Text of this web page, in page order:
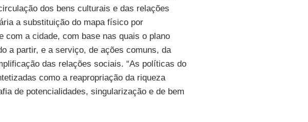
dos bens culturais e das relações
a substituição do mapa físico por
com a cidade, com base nas quais o plano
a partir, e a serviço, de ações comuns, da
das relações sociais. “As políticas do
como a reapropriação da riqueza
de potencialidades, singularização e de bem